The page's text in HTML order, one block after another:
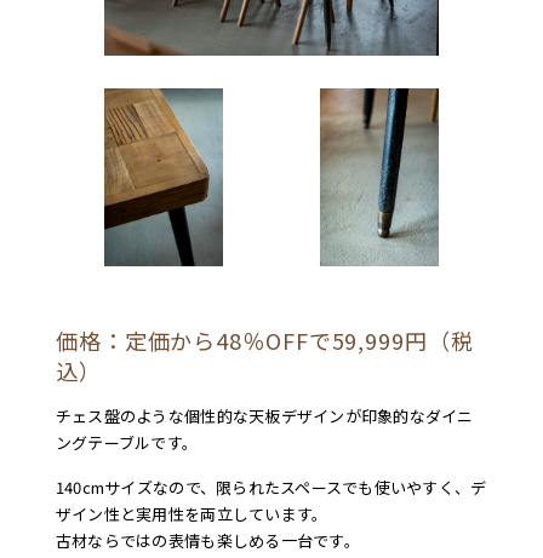
価格：定価から48％OFFで59,999円（税
込）
チェス盤のような個性的な天板デザインが印象的なダイニ
ングテーブルです。
140cmサイズなので、限られたスペースでも使いやすく、デ
ザイン性と実用性を両立しています。
古材ならではの表情も楽しめる一台です。